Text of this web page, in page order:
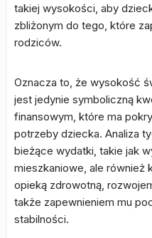
takiej wysokości, aby
zbliżonym do tego, które
rodziców.
Oznacza to, że wysokość
jest jedynie symboliczną
finansowym, które ma
potrzeby dziecka. Analiza
bieżące wydatki, takie jak
mieszkaniowe, ale również
opieką zdrowotną,
także zapewnieniem mu
stabilności.